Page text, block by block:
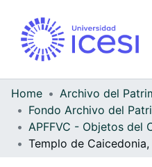
Home